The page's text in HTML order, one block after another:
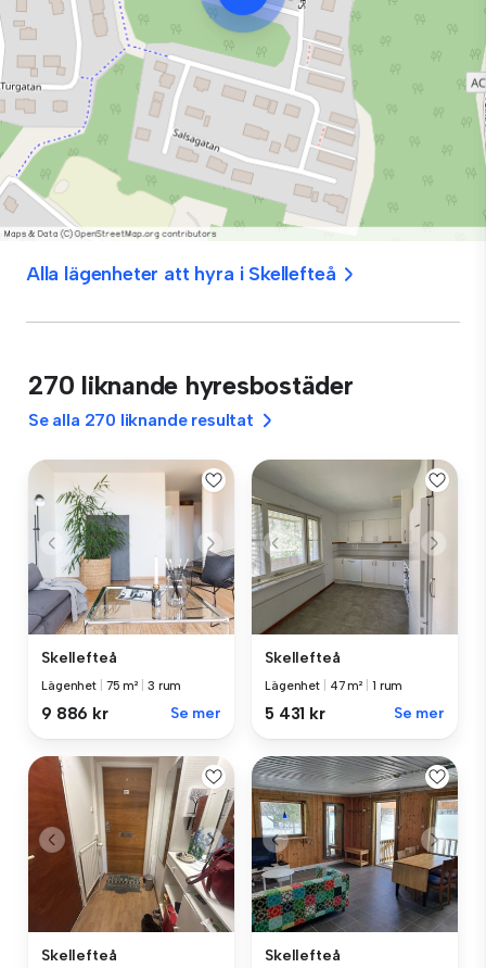
Alla lägenheter att hyra i Skellefteå
270 liknande hyresbostäder
Se alla 270 liknande resultat
Skellefteå
Lägenhet 75 m² 3 rum
9 886 kr Se mer
Skellefteå
Lägenhet 47 m² 1 rum
5 431 kr Se mer
Skellefteå Skellefteå